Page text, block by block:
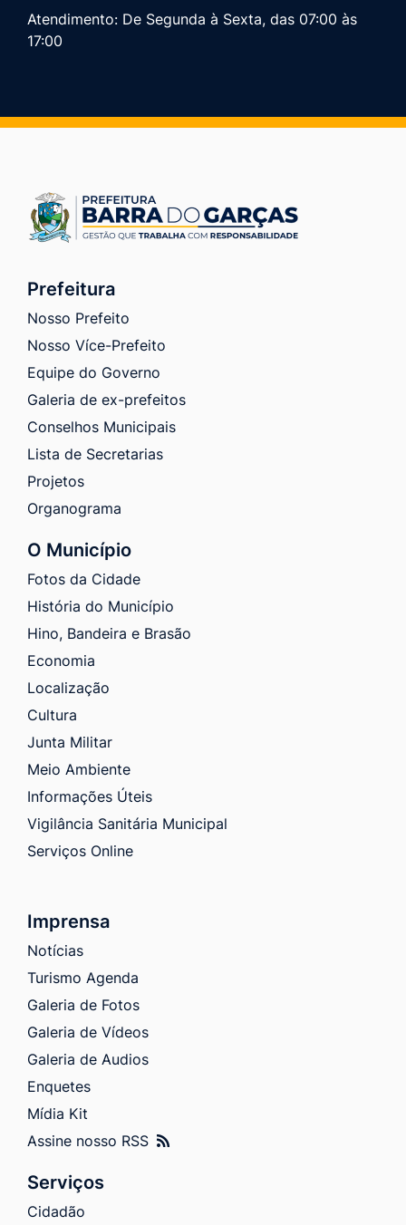
Atendimento: De Segunda à Sexta, das 07:00 às
17:00
Prefeitura
Nosso Prefeito
Nosso Více-Prefeito
Equipe do Governo
Galeria de ex-prefeitos
Conselhos Municipais
Lista de Secretarias
Projetos
Organograma
O Município
Fotos da Cidade
História do Município
Hino, Bandeira e Brasão
Economia
Localização
Cultura
Junta Militar
Meio Ambiente
Informações Úteis
Vigilância Sanitária Municipal
Serviços Online
Imprensa
Notícias
Turismo Agenda
Galeria de Fotos
Galeria de Vídeos
Galeria de Audios
Enquetes
Mídia Kit
Assine nosso RSS
Serviços
Cidadão